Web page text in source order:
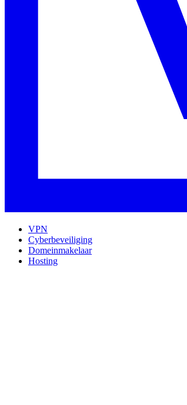
VPN
Cyberbeveiliging
Domeinmakelaar
Hosting